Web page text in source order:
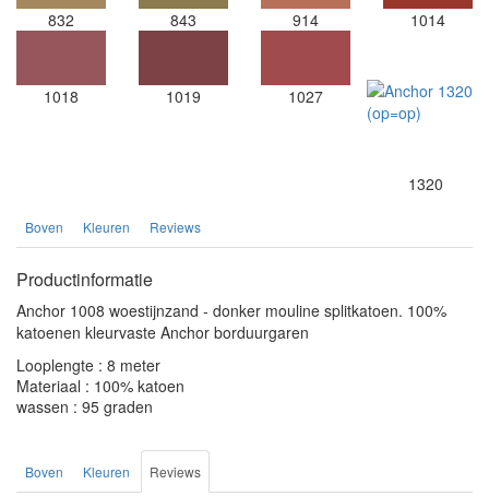
832 843 914 1014
1018 1019 1027
1320
Boven Kleuren Reviews
Productinformatie
Anchor 1008 woestijnzand - donker mouline splitkatoen. 100%
katoenen kleurvaste Anchor borduurgaren
Looplengte : 8 meter
Materiaal : 100% katoen
wassen : 95 graden
Boven Kleuren Reviews